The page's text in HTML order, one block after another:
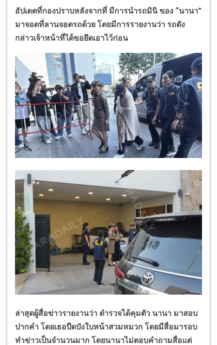
อัปเดตที่กองปราบหลังจากที่ มีการนำรถมินิ ของ “นานา”
มาจอดที่ลานจอดรถด้วย โดยมีการรายงานว่า รถดัง
กล่าวเจ้าหน้าที่ได้ขอยึดเอาไว้ก่อน
ล่าสุดผู้สื่อข่าวรายงานว่า ตำรวจได้คุมตัว นานา มาสอบ
ปากคำ โดยเธอปืดบังใบหน้าสวมหมวก โดยมีสื่อมารอบ
ทำข่าวเป็นจำนวนมาก โดยนานาไม่ตอบคำถามสื่อแต่